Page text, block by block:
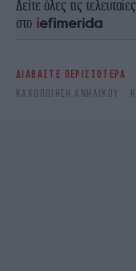
Δείτε όλες τις τελευταίες
στο
ΔΙΑΒΑΣΤΕ ΠΕΡΙΣΣΟΤΕΡΑ
ΚΑΚΟΠΟΊΗΣΗ ΑΝΗΛΊΚΟΥ